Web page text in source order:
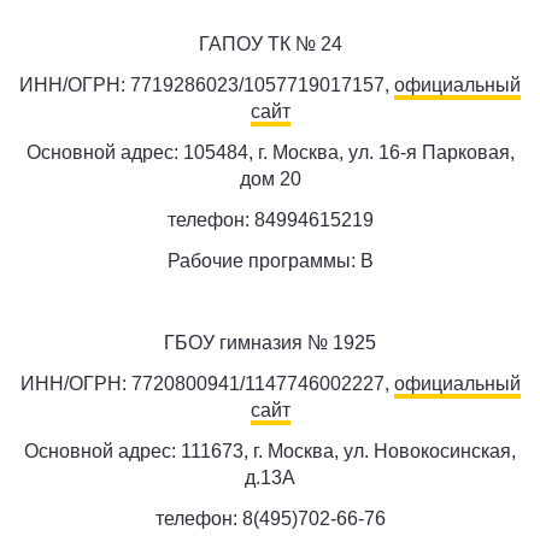
ГАПОУ ТК № 24
ИНН/ОГРН: 7719286023/1057719017157, официальный
сайт
Основной адрес: 105484, г. Москва, ул. 16-я Парковая,
дом 20
телефон: 84994615219
Рабочие программы: B
ГБОУ гимназия № 1925
ИНН/ОГРН: 7720800941/1147746002227, официальный
сайт
Основной адрес: 111673, г. Москва, ул. Новокосинская,
д.13A
телефон: 8(495)702-66-76